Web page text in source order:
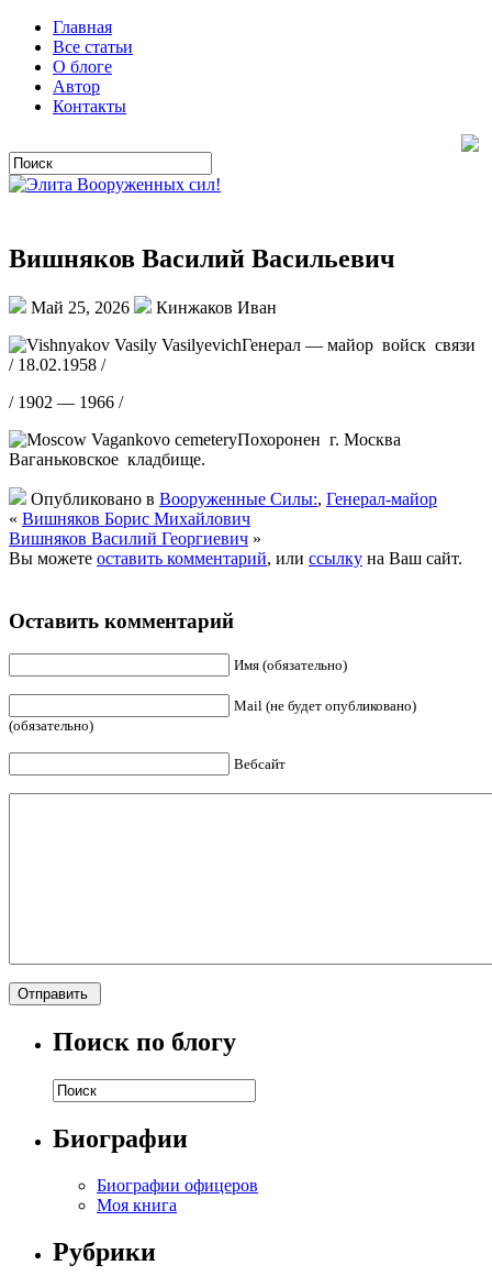
Главная
Все статьи
О блоге
Автор
Контакты
Вишняков Василий Васильевич
Май 25, 2026
Кинжаков Иван
Генерал — майор войск связи
/ 18.02.1958 /
/ 1902 — 1966 /
Похоронен г. Москва
Ваганьковское кладбище.
Опубликовано в Вооруженные Силы:, Генерал-майор
« Вишняков Борис Михайлович
Вишняков Василий Георгиевич »
Вы можете оставить комментарий, или ссылку на Ваш сайт.
Оставить комментарий
Имя (обязательно)
Mail (не будет опубликовано)
(обязательно)
Вебсайт
Поиск по блогу
Биографии
Биографии офицеров
Моя книга
Рубрики